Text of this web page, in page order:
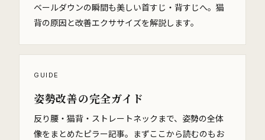
ベールダウンの瞬間も美しい首すじ・背すじへ。猫
背の原因と改善エクササイズを解説します。
GUIDE
姿勢改善の完全ガイド
反り腰・猫背・ストレートネックまで、姿勢の全体
像をまとめたピラー記事。まずここから読むのもお